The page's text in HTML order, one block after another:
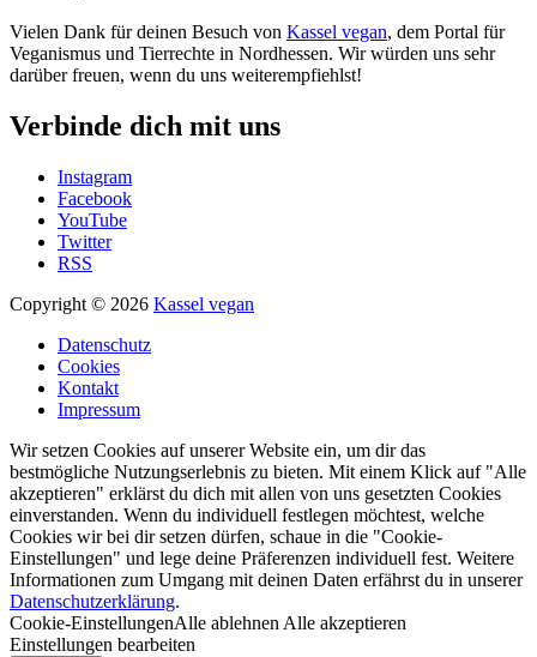
Vielen Dank für deinen Besuch von Kassel vegan, dem Portal für
Veganismus und Tierrechte in Nordhessen. Wir würden uns sehr
darüber freuen, wenn du uns weiterempfiehlst!
Verbinde dich mit uns
Instagram
Facebook
YouTube
Twitter
RSS
Copyright © 2026 Kassel vegan
Datenschutz
Cookies
Kontakt
Impressum
Wir setzen Cookies auf unserer Website ein, um dir das
bestmögliche Nutzungserlebnis zu bieten. Mit einem Klick auf "Alle
akzeptieren" erklärst du dich mit allen von uns gesetzten Cookies
einverstanden. Wenn du individuell festlegen möchtest, welche
Cookies wir bei dir setzen dürfen, schaue in die "Cookie-
Einstellungen" und lege deine Präferenzen individuell fest. Weitere
Informationen zum Umgang mit deinen Daten erfährst du in unserer
Datenschutzerklärung.
Cookie-EinstellungenAlle ablehnen Alle akzeptieren
Einstellungen bearbeiten